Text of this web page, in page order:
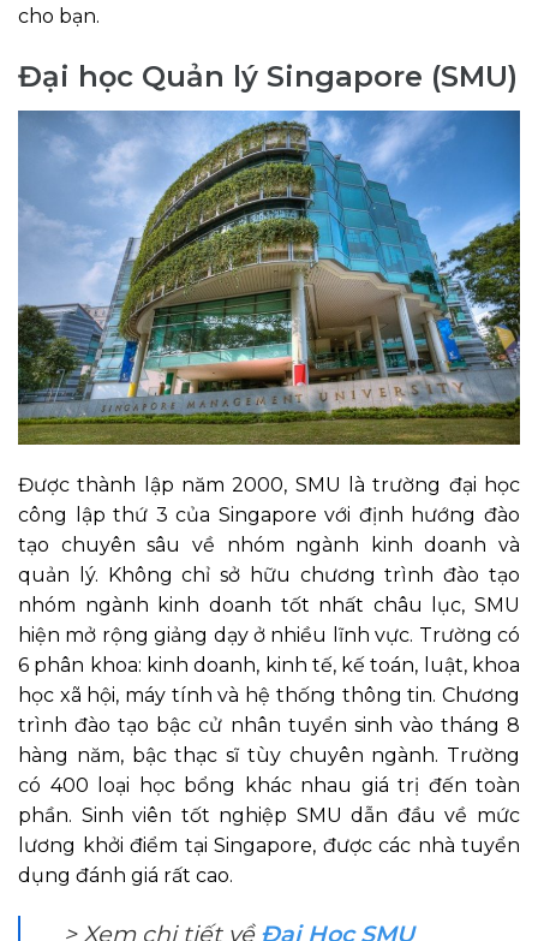
cho bạn.
Đại học Quản lý Singapore (SMU)
Được thành lập năm 2000, SMU là trường đại học
công lập thứ 3 của Singapore với định hướng đào
tạo chuyên sâu về nhóm ngành kinh doanh và
quản lý. Không chỉ sở hữu chương trình đào tạo
nhóm ngành kinh doanh tốt nhất châu lục, SMU
hiện mở rộng giảng dạy ở nhiều lĩnh vực. Trường có
6 phân khoa: kinh doanh, kinh tế, kế toán, luật, khoa
học xã hội, máy tính và hệ thống thông tin. Chương
trình đào tạo bậc cử nhân tuyển sinh vào tháng 8
hàng năm, bậc thạc sĩ tùy chuyên ngành. Trường
có 400 loại học bổng khác nhau giá trị đến toàn
phần. Sinh viên tốt nghiệp SMU dẫn đầu về mức
lương khởi điểm tại Singapore, được các nhà tuyển
dụng đánh giá rất cao.
> Xem chi tiết về Đại Học SMU